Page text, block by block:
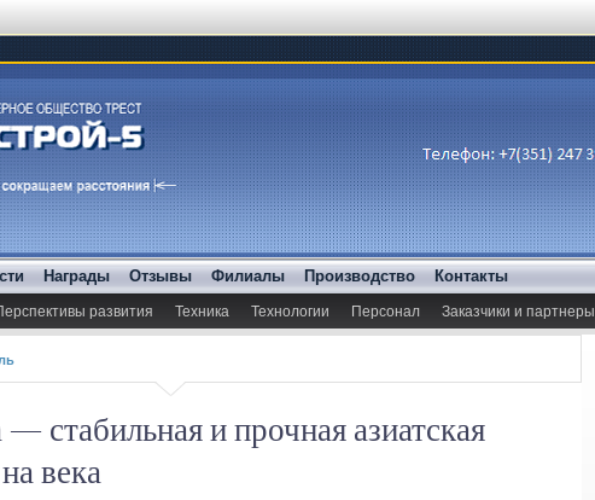
Награды Отзывы Филиалы Производство Контакты
развития Техника Технологии Персонал Заказчики и партнеры
стабильная и прочная азиатская
века